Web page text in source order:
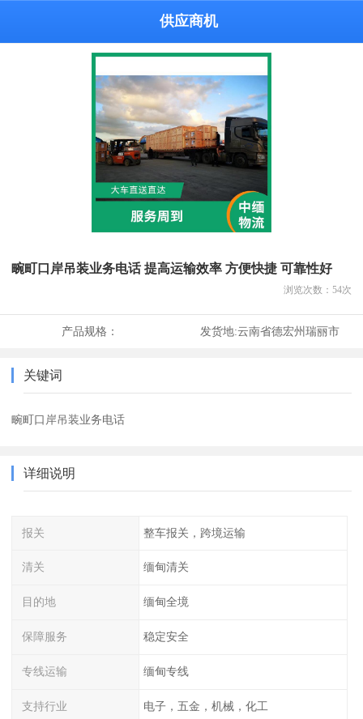
供应商机
畹町口岸吊装业务电话 提高运输效率 方便快捷 可靠性好
浏览次数： 54次
产品规格： 发货地:云南省德宏州瑞丽市
关键词
畹町口岸吊装业务电话
详细说明
报关 整车报关，跨境运输
清关 缅甸清关
目的地 缅甸全境
保障服务 稳定安全
专线运输 缅甸专线
支持行业 电子，五金，机械，化工